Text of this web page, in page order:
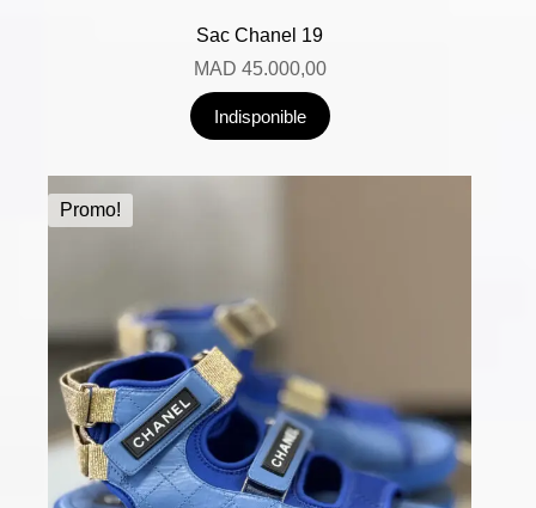
Sac Chanel 19
MAD 45.000,00
Indisponible
Promo!